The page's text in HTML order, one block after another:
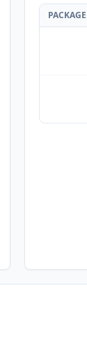
PACKAGE